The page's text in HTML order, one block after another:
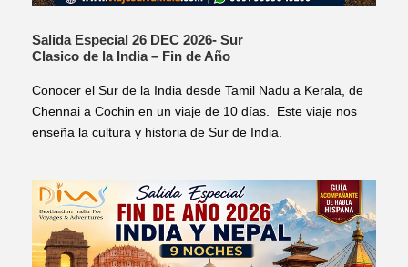
Salida Especial 26 DEC 2026- Sur
Clasico de la India – Fin de Año
Conocer el Sur de la India desde Tamil Nadu a Kerala, de
Chennai a Cochin en un viaje de 10 días. Este viaje nos
enseña la cultura y historia de Sur de India.